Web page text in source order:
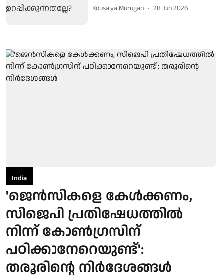
Kousalya Murugan 28 Jun 2026
India
'ജെൻസികളെ കേൾക്കണം,
സിജെപി പ്രതിഷേധത്തിൽ
നിന്ന് കോൺഗ്രസിന്
പഠിക്കാനേറെയുണ്ട്':
തരൂരിന്റെ നിർദേശങ്ങൾ